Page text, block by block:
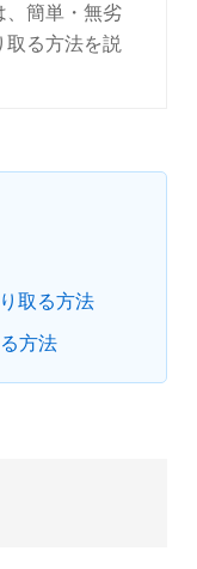
、簡単・無劣
る方法を説
取る方法
方法